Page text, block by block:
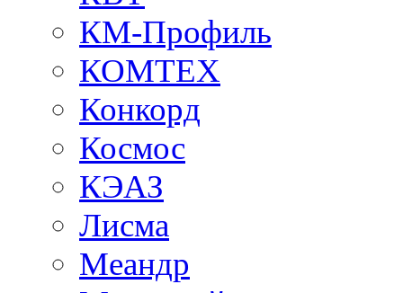
КМ-Профиль
КОМТЕХ
Конкорд
Космос
КЭАЗ
Лисма
Меандр